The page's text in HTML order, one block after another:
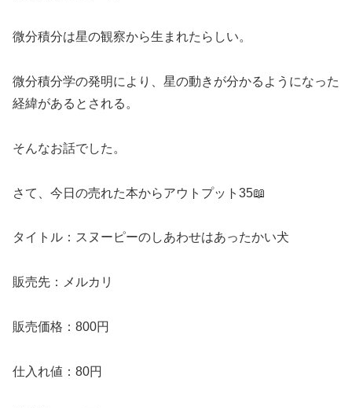
微分積分は星の観察から生まれたらしい。
微分積分学の発明により、星の動きが分かるようになった
経緯があるとされる。
そんなお話でした。
さて、今日の売れた本からアウトプット35📖
タイトル：スヌーピーのしあわせはあったかい犬
販売先：メルカリ
販売価格：800円
仕入れ値：80円